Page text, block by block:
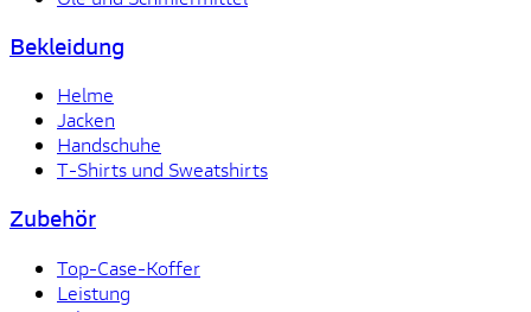
Bekleidung
Helme
Jacken
Handschuhe
T-Shirts und Sweatshirts
Zubehör
Top-Case-Koffer
Leistung